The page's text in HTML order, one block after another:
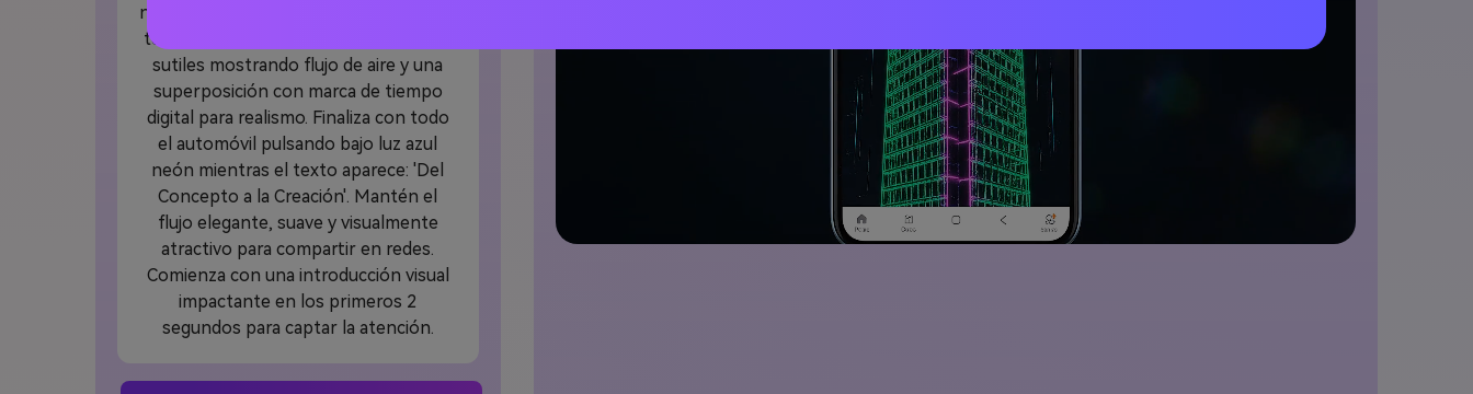
neón y acercamientos lentos a detalles
técnicos. Agrega líneas de movimiento
sutiles mostrando flujo de aire y una
superposición con marca de tiempo
digital para realismo. Finaliza con todo
el automóvil pulsando bajo luz azul
neón mientras el texto aparece: 'Del
Concepto a la Creación'. Mantén el
flujo elegante, suave y visualmente
atractivo para compartir en redes.
Comienza con una introducción visual
impactante en los primeros 2
segundos para captar la atención.